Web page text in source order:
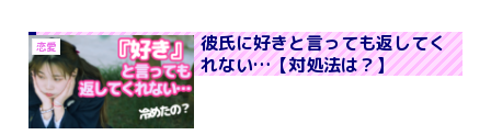
恋愛
彼氏に好きと言っても返してく
れない…【対処法は？】